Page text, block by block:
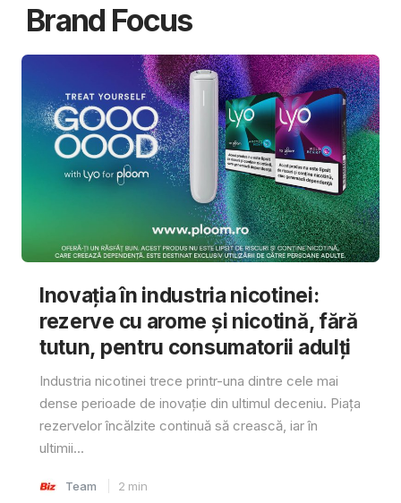
Brand Focus
Inovația în industria nicotinei:
rezerve cu arome și nicotină, fără
tutun, pentru consumatorii adulți
Industria nicotinei trece printr-una dintre cele mai
dense perioade de inovație din ultimul deceniu. Piața
rezervelor încălzite continuă să crească, iar în
ultimii...
Team 2 min